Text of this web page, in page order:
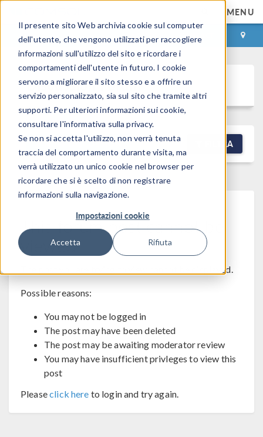
Il presente sito Web archivia cookie sul computer
dell'utente, che vengono utilizzati per raccogliere
informazioni sull'utilizzo del sito e ricordare i
comportamenti dell'utente in futuro. I cookie
servono a migliorare il sito stesso e a offrire un
servizio personalizzato, sia sul sito che tramite altri
supporti. Per ulteriori informazioni sui cookie,
consultare l'informativa sulla privacy.
Se non si accetta l'utilizzo, non verrà tenuta
traccia del comportamento durante visita, ma
verrà utilizzato un unico cookie nel browser per
ricordare che si è scelto di non registrare
informazioni sulla navigazione.
Impostazioni cookie
Accetta Rifiuta
MENU
ACCEDI CONTACT
Discussion Forum
NEW DISCUSSION FILTRA
This forum post cannot be
viewed
The post you are trying to view cannot be displayed.
Possible reasons:
You may not be logged in
The post may have been deleted
The post may be awaiting moderator review
You may have insufficient privleges to view this
post
Pleaseclick here to login and try again.